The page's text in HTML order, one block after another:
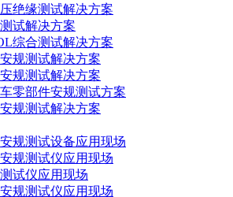
绝缘测试解决方案
试解决方案
综合测试解决方案
规测试解决方案
规测试解决方案
零部件安规测试方案
规测试解决方案
规测试设备应用现场
规测试仪应用现场
试仪应用现场
规测试仪应用现场